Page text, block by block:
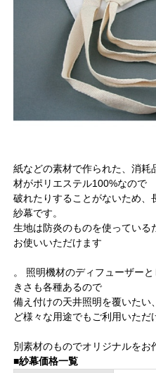
紙などの素材で作られた、消
材がポリエステル100%なので
破れたりすることがないため、
紗幕です。
生地は防炎のものを使っている
お使いいただけます
。 照明機材のディフューザー
きさも各種あるので
備え付けの天井照明を覆いたい
ど様々な用途でもご利用いただ
別素材のものでオリジナルをお
■紗幕価格一覧